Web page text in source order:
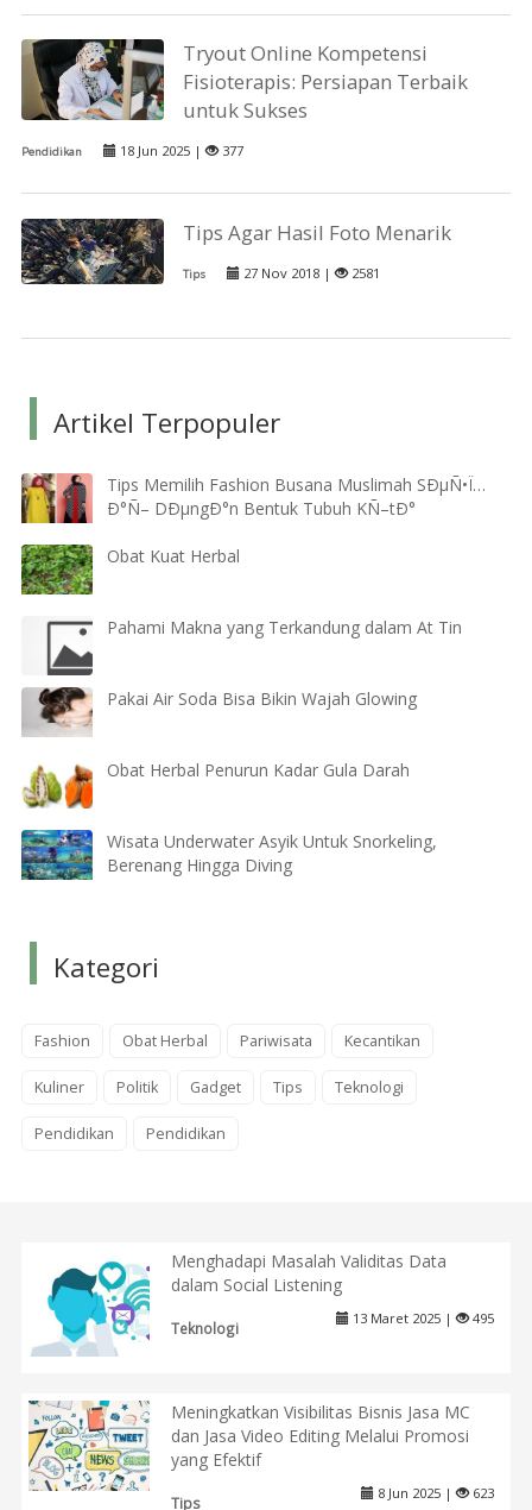
Tryout Online Kompetensi
Fisioterapis: Persiapan Terbaik
untuk Sukses
Pendidikan 18 Jun 2025 | 377
Tips Agar Hasil Foto Menarik
Tips 27 Nov 2018 | 2581
Artikel Terpopuler
Tips Memilih Fashion Busana Muslimah SÐµÑ•Ï…
Ð°Ñ– DÐµngÐ°n Bentuk Tubuh KÑ–tÐ°
Obat Kuat Herbal
Pahami Makna yang Terkandung dalam At Tin
Pakai Air Soda Bisa Bikin Wajah Glowing
Obat Herbal Penurun Kadar Gula Darah
Wisata Underwater Asyik Untuk Snorkeling,
Berenang Hingga Diving
Kategori
Fashion Obat Herbal Pariwisata Kecantikan
Kuliner Politik Gadget Tips Teknologi
Pendidikan Pendidikan
Menghadapi Masalah Validitas Data
dalam Social Listening
Teknologi
13 Maret 2025 | 495
Meningkatkan Visibilitas Bisnis Jasa MC
dan Jasa Video Editing Melalui Promosi
yang Efektif
Tips
8 Jun 2025 | 623